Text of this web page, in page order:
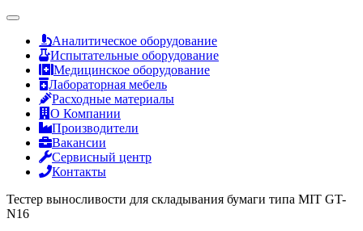
Аналитическое оборудование
Испытательные оборудование
Медицинское оборудование
Лабораторная мебель
Расходные материалы
О Компании
Производители
Вакансии
Сервисный центр
Контакты
Тестер выносливости для складывания бумаги типа MIT GT-
N16